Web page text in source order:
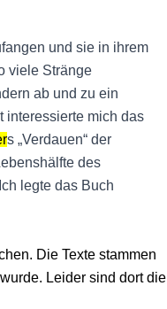
und sie in ihrem
viele Stränge
ab und zu ein
interessierte mich das
s „Verdauen“ der
des
legte das Buch
Die Texte stammen
Leider sind dort die